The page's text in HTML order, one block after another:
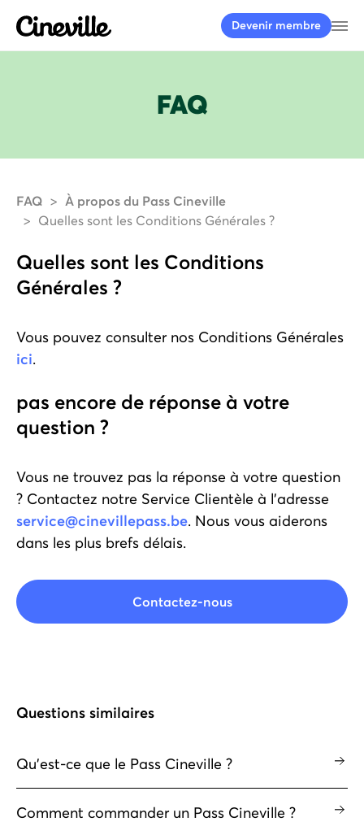
Cineville Logo
Devenir membre
FAQ
FAQ
À propos du Pass Cineville
Quelles sont les Conditions Générales ?
Quelles sont les Conditions
Générales ?
Vous pouvez consulter nos Conditions Générales
ici.
pas encore de réponse à votre
question ?
Vous ne trouvez pas la réponse à votre question
? Contactez notre Service Clientèle à l'adresse
service@cinevillepass.be. Nous vous aiderons
dans les plus brefs délais.
Contactez-nous
Questions similaires
Qu’est-ce que le Pass Cineville ?
Comment commander un Pass Cineville ?